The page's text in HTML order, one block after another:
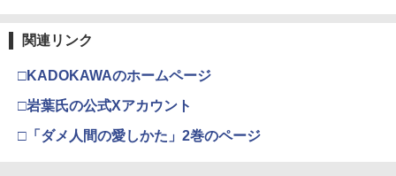
関連リンク
□KADOKAWAのホームページ
□岩葉氏の公式Xアカウント
□「ダメ人間の愛しかた」2巻のページ